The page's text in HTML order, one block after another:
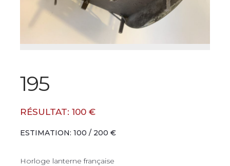
195
RÉSULTAT: 100 €
ESTIMATION: 100 / 200 €
Horloge lanterne française